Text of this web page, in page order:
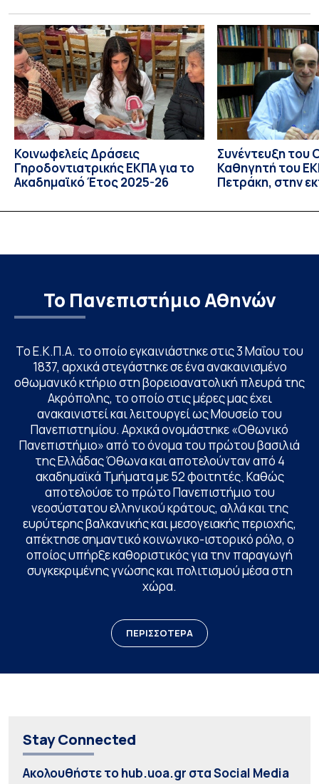
Libraries and Participatory Culture” (IMOTION), το οποίο
πραγματοποιήθηκε με διαδικτυακές και δια ζώσης
εκπαιδευτικές δράσεις από τις 3 Ιουνίου έως τις 10 Ιουλίου
2026. Το πρόγραμμα αποτελεί […]
Κοινωφελείς Δράσεις
Γηροδοντιατρικής ΕΚΠΑ για το
Ακαδημαϊκό Έτος 2025-26
Συνέντευξη του
Καθηγητή του
Πετράκη, στην
Το Πανεπιστήμιο Αθηνών
Το Ε.Κ.Π.Α. το οποίο εγκαινιάστηκε στις 3 Μαΐου του
1837, αρχικά στεγάστηκε σε ένα ανακαινισμένο
οθωμανικό κτήριο στη βορειοανατολική πλευρά της
Ακρόπολης, το οποίο στις μέρες μας έχει
ανακαινιστεί και λειτουργεί ως Μουσείο του
Πανεπιστημίου. Αρχικά ονομάστηκε «Οθωνικό
Πανεπιστήμιο» από το όνομα του πρώτου βασιλιά
της Ελλάδας Όθωνα και αποτελούνταν από 4
ακαδημαϊκά Τμήματα με 52 φοιτητές. Καθώς
αποτελούσε το πρώτο Πανεπιστήμιο του
νεοσύστατου ελληνικού κράτους, αλλά και της
ευρύτερης βαλκανικής και μεσογειακής περιοχής,
απέκτησε σημαντικό κοινωνικο-ιστορικό ρόλο, ο
οποίος υπήρξε καθοριστικός για την παραγωγή
συγκεκριμένης γνώσης και πολιτισμού μέσα στη
χώρα.
ΠΕΡΙΣΣΟΤΕΡΑ
Stay Connected
Ακολουθήστε το hub.uoa.gr στα Social Media